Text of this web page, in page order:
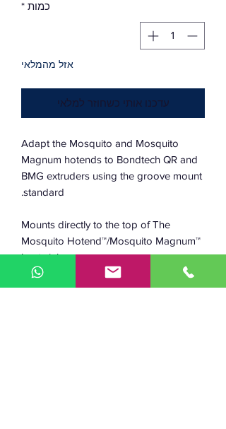
כמות *
אזל מהמלאי
עדכנו אותי כשחוזר למלאי
Adapt the Mosquito and Mosquito
Magnum hotends to Bondtech QR and
BMG extruders using the groove mount
standard.
Mounts directly to the top of The
Mosquito Hotend™/Mosquito Magnum™
heat sink
Simple to install and configure
Machined Brass component